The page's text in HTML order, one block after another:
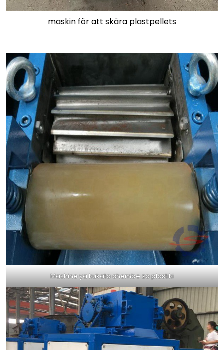
maskin för att skära plastpellets
Mashine ya kukata chembe za plastiki